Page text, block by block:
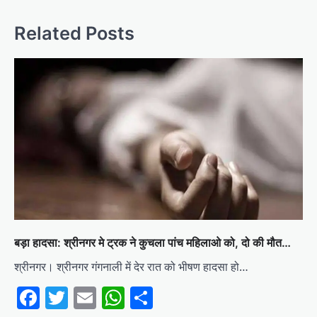
Related Posts
बड़ा हादसा: श्रीनगर मे ट्रक ने कुचला पांच महिलाओ को, दो की मौत…
श्रीनगर। श्रीनगर गंगनाली में देर रात को भीषण हादसा हो…
Facebook
Twitter
EmailWhatsApp